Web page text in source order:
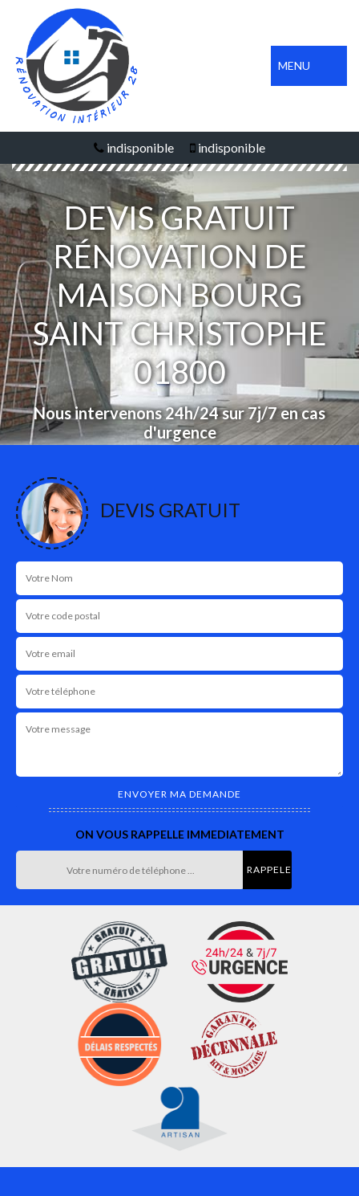
MENU
indisponible indisponible
DEVIS GRATUIT
RÉNOVATION DE
MAISON BOURG
SAINT CHRISTOPHE
01800
Nous intervenons 24h/24 sur 7j/7 en cas
d'urgence
DEVIS GRATUIT
ON VOUS RAPPELLE IMMEDIATEMENT